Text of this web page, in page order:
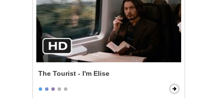
The Tourist - I'm Elise